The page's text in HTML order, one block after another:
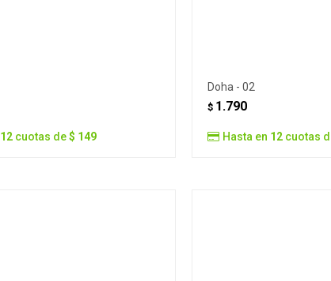
12cuotas de$ 149
Doha - 02
$ 1.790
Hasta en 12cuotas